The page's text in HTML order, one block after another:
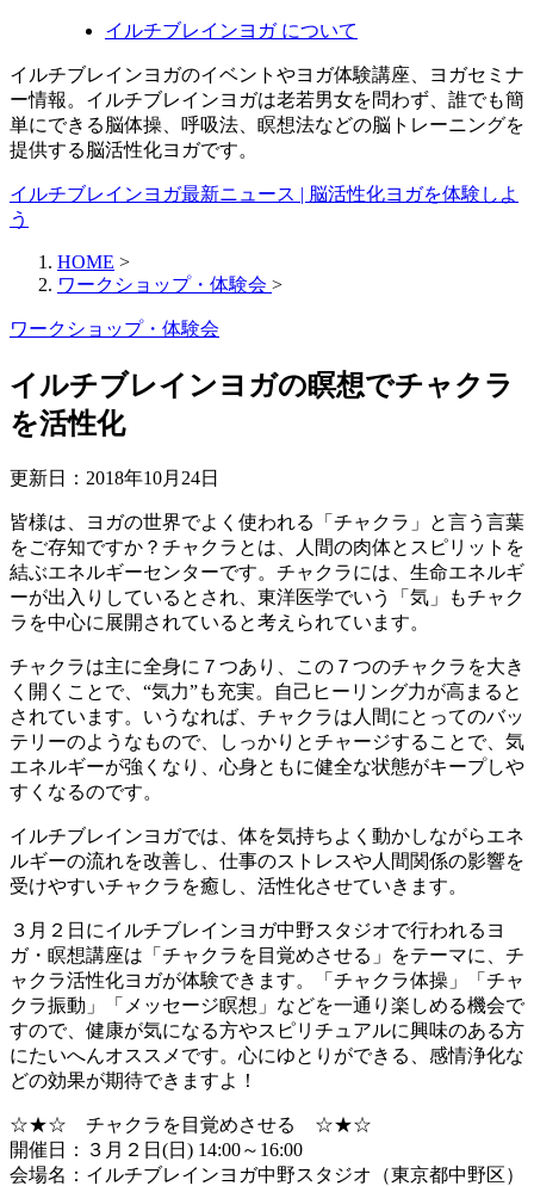
イルチブレインヨガ について
イルチブレインヨガのイベントやヨガ体験講座、ヨガセミナ
ー情報。イルチブレインヨガは老若男女を問わず、誰でも簡
単にできる脳体操、呼吸法、瞑想法などの脳トレーニングを
提供する脳活性化ヨガです。
イルチブレインヨガ最新ニュース | 脳活性化ヨガを体験しよ
う
HOME >
ワークショップ・体験会 >
ワークショップ・体験会
イルチブレインヨガの瞑想でチャクラ
を活性化
更新日： 2018年10月24日
皆様は、ヨガの世界でよく使われる「チャクラ」と言う言葉
をご存知ですか？チャクラとは、人間の肉体とスピリットを
結ぶエネルギーセンターです。チャクラには、生命エネルギ
ーが出入りしているとされ、東洋医学でいう「気」もチャク
ラを中心に展開されていると考えられています。
チャクラは主に全身に７つあり、この７つのチャクラを大き
く開くことで、“気力”も充実。自己ヒーリング力が高まると
されています。いうなれば、チャクラは人間にとってのバッ
テリーのようなもので、しっかりとチャージすることで、気
エネルギーが強くなり、心身ともに健全な状態がキープしや
すくなるのです。
イルチブレインヨガでは、体を気持ちよく動かしながらエネ
ルギーの流れを改善し、仕事のストレスや人間関係の影響を
受けやすいチャクラを癒し、活性化させていきます。
３月２日にイルチブレインヨガ中野スタジオで行われるヨ
ガ・瞑想講座は「チャクラを目覚めさせる」をテーマに、チ
ャクラ活性化ヨガが体験できます。「チャクラ体操」「チャ
クラ振動」「メッセージ瞑想」などを一通り楽しめる機会で
すので、健康が気になる方やスピリチュアルに興味のある方
にたいへんオススメです。心にゆとりができる、感情浄化な
どの効果が期待できますよ！
☆★☆ チャクラを目覚めさせる ☆★☆
開催日：３月２日(日) 14:00～16:00
会場名：イルチブレインヨガ中野スタジオ（東京都中野区）